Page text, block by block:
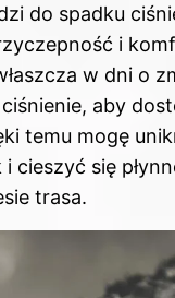
do spadku
i
w dni o
aby
temu mogę
cieszyć się
trasa.